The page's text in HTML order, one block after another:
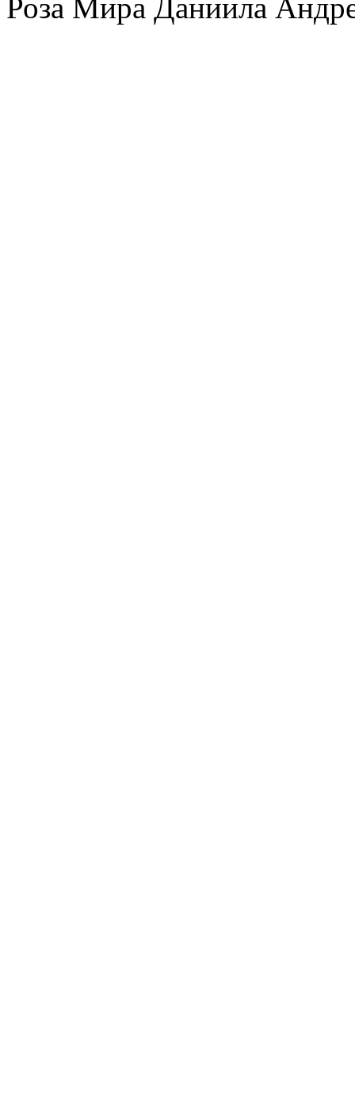
Выне можетеудалять
Роза Мира Даниила